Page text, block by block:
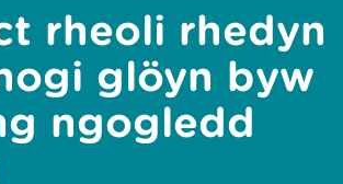
rheoli rhedyn
glöyn byw
ngogledd